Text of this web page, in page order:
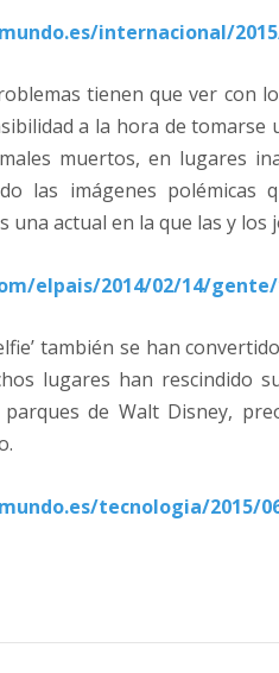
internacional/
tienen que ver con
a la hora de tomarse
muertos, en lugares
las imágenes
una actual en la que las y
elpais/2014/02/14/gente/
también se han
lugares han rescindido
de Walt Disney,
tecnologia/2015/